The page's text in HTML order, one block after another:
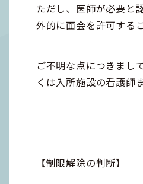
ただし、医師が必要と
外的に面会を許可する
ご不明な点につきまし
くは入所施設の看護師
【制限解除の判断】